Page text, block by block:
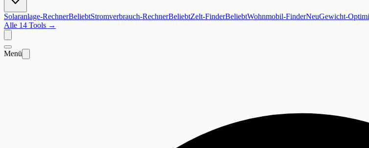
Solaranlage-RechnerBeliebtStromverbrauch-RechnerBeliebtZelt-FinderBeliebtWohnmobil-FinderNeuGewicht-
Alle 14 Tools →
Menü